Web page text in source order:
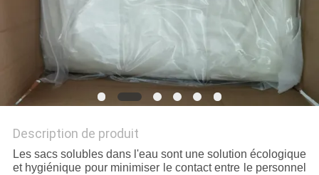
PRIVACY
POLICY
Description de produit
Les sacs solubles dans l'eau sont une solution écologique
et hygiénique pour minimiser le contact entre le personnel